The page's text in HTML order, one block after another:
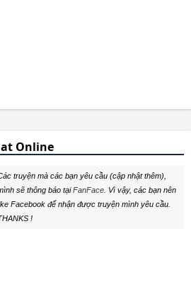
Online
truyện mà các bạn yêu cầu (cập nhật thêm),
sẽ thông báo tạiFanFace . Vì vậy, các bạn nên
Facebook để nhận được truyện mình yêu cầu.
!